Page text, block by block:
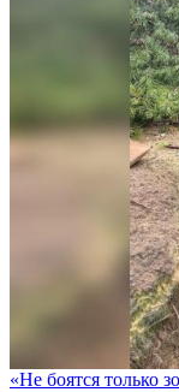
«Не боятся только